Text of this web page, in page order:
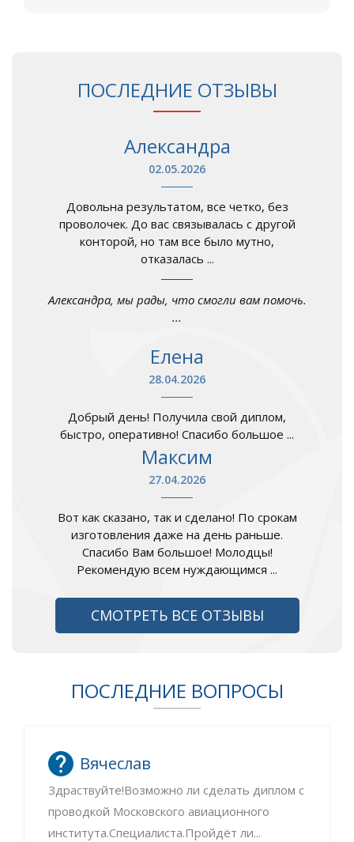
ПОСЛЕДНИЕ ОТЗЫВЫ
Александра
02.05.2026
Довольна результатом, все четко, без
проволочек. До вас связывалась с другой
конторой, но там все было мутно,
отказалась ...
Александра, мы рады, что смогли вам помочь.
...
Елена
28.04.2026
Добрый день! Получила свой диплом,
быстро, оперативно! Спасибо большое ...
Максим
27.04.2026
Вот как сказано, так и сделано! По срокам
изготовления даже на день раньше.
Спасибо Вам большое! Молодцы!
Рекомендую всем нуждающимся ...
СМОТРЕТЬ ВСЕ ОТЗЫВЫ
ПОСЛЕДНИЕ ВОПРОСЫ
Вячеслав
Здраствуйте!Возможно ли сделать диплом с
проводкой Московского авиационного
института.Специалиста.Пройдёт ли...